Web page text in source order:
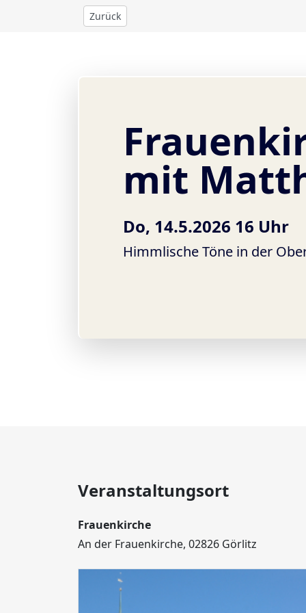
Zurück
mit
Do, 14.5.2026 16 Uhr
Himmlische Töne in der
Veranstaltungsort
Frauenkirche
An der Frauenkirche, 02826 Görlitz